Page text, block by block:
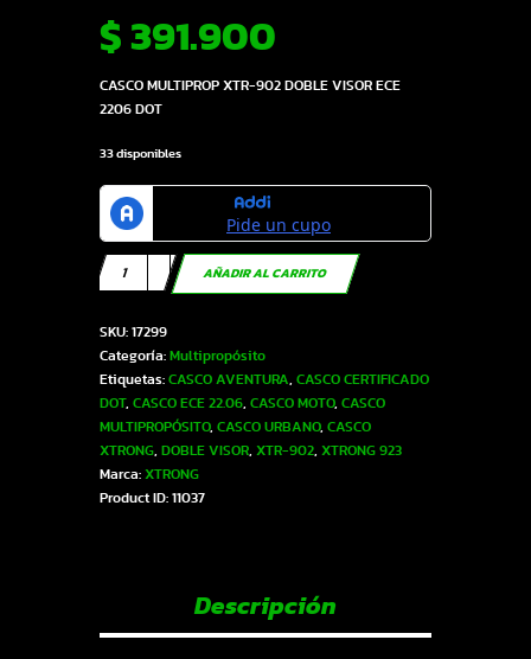
$ 391.900
CASCO MULTIPROP XTR-902 DOBLE VISOR ECE
2206 DOT
33 disponibles
Casco
XTR-
ECE-
2206
Xtrong
fly
negro-
violeta
mate
visor
AÑADIR AL CARRITO
SKU: 17299
Categoría: Multipropósito
Etiquetas: CASCO AVENTURA, CASCO CERTIFICADO
DOT, CASCO ECE 22.06, CASCO MOTO, CASCO
MULTIPROPÓSITO, CASCO URBANO, CASCO
XTRONG, DOBLE VISOR, XTR-902, XTRONG 923
Marca: XTRONG
Product ID: 11037
Descripción